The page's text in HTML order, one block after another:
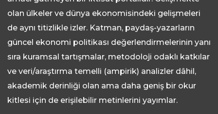
olan ülkeler ve dünya ekonomisindeki gelişmeleri
de aynı titizlikle izler. Katman, paydaş-yazarların
güncel ekonomi politikası değerlendirmelerinin yanı
sıra kuramsal tartışmalar, metodoloji odaklı katkılar
ve veri/araştırma temelli (ampirik) analizler dâhil,
akademik derinliği olan ama daha geniş bir okur
kitlesi için de erişilebilir metinlerini yayımlar.